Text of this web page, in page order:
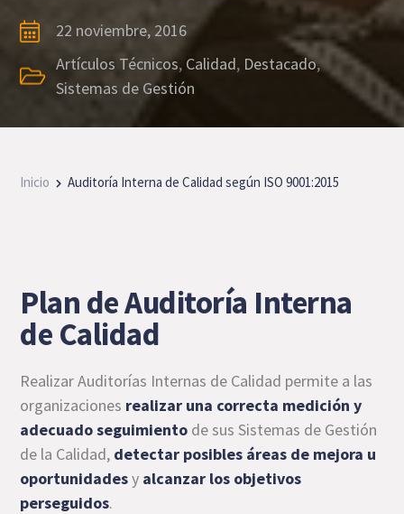
22 noviembre, 2016
Artículos Técnicos, Calidad, Destacado,
Sistemas de Gestión
Inicio Auditoría Interna de Calidad según ISO 9001:2015
Plan de Auditoría Interna
de Calidad
Realizar Auditorías Internas de Calidad permite a las
organizaciones realizar una correcta medición y
adecuado seguimiento de sus Sistemas de Gestión
de la Calidad, detectar posibles áreas de mejora u
oportunidadesy alcanzar los objetivos
perseguidos.